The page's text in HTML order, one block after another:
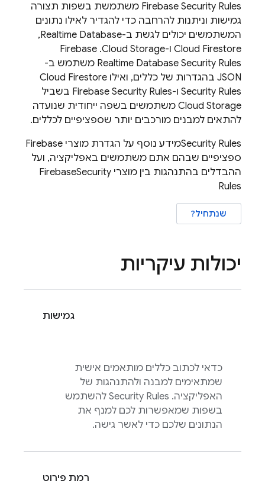
Firebase Security Rules משתמשת בשפות תצורה
גמישות וניתנות להרחבה כדי להגדיר לאילו נתונים
המשתמשים יכולים לגשת ב-Realtime Database
,‏
Cloud Firestore ו-Cloud Storage
. ‫
Firebase
Realtime Database Security Rules
משתמש ב-
JSON בהגדרות של כללים, ואילו
Cloud Firestore
Security Rules ו-Firebase Security Rules בשביל
Cloud Storage משתמשים בשפה ייחודית שנועדה
להתאים למבנים מורכבים יותר שספציפיים לכללים.
Security Rules
מידע נוסף על הגדרת מוצרי Firebase
ספציפיים שבהם אתם משתמשים באפליקציה, ועל
ההבדלים בהתנהגות בין מוצרי Firebase Security
Rules
שנתחיל?
יכולות עיקריות
גמישות
כדאי לכתוב כללים מותאמים אישית
שמתאימים למבנה ולהתנהגות של
האפליקציה. Security Rules להשתמש
בשפות שמאפשרות לכם למנף את
הנתונים שלכם כדי לאשר גישה.
רמת פירוט